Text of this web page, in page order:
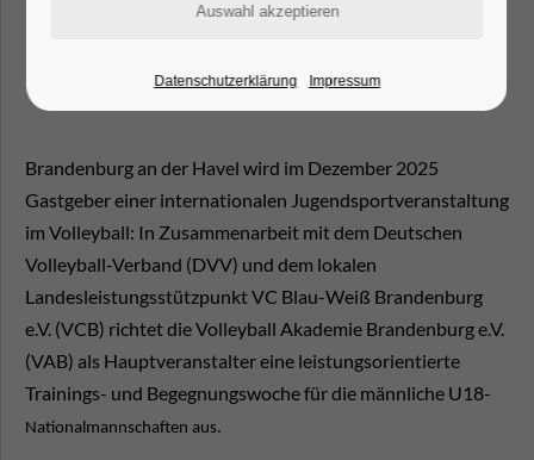
Brandenburg an der Havel wird im Dezember 2025
Gastgeber einer internationalen Jugendsportveranstaltung
im Volleyball: In Zusammenarbeit mit dem Deutschen
Volleyball-Verband (DVV) und dem lokalen
Landesleistungsstützpunkt VC Blau-Weiß Brandenburg
e.V. (VCB) richtet die Volleyball Akademie Brandenburg e.V.
(VAB) als Hauptveranstalter eine leistungsorientierte
Trainings- und Begegnungswoche für die männliche U18-
Nationalmannschaften aus.
Datenschutzerklärung Impressum